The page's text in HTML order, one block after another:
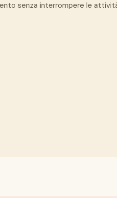
senza interrompere le